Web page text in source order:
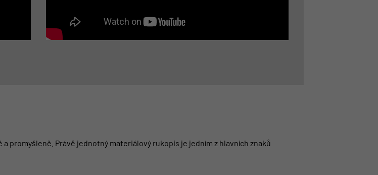
promyšleně. Právě jednotný materiálový rukopis je jedním z hlavních znaků